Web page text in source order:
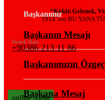
“Köklü Gelenek,
1914’ ten BU YANA
Destek Hattı
+90386 213 11 86
onlIne Aidat
Başkanımız
Başkanın Mesajı
Başkanımızın
Başkana Mesaj